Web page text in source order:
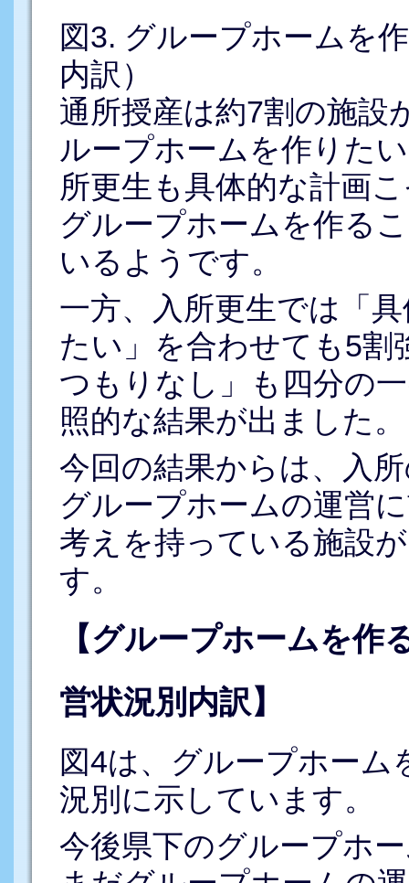
図3. グループホームを
内訳）
通所授産は約7割の施設
ループホームを作りた
所更生も具体的な計画
グループホームを作る
いるようです。
一方、入所更生では「
たい」を合わせても5割
つもりなし」も四分の
照的な結果が出ました。
今回の結果からは、入
グループホームの運営
考えを持っている施設
す。
【グループホームを作
営状況別内訳】
図4は、グループホー
況別に示しています。
今後県下のグループホ